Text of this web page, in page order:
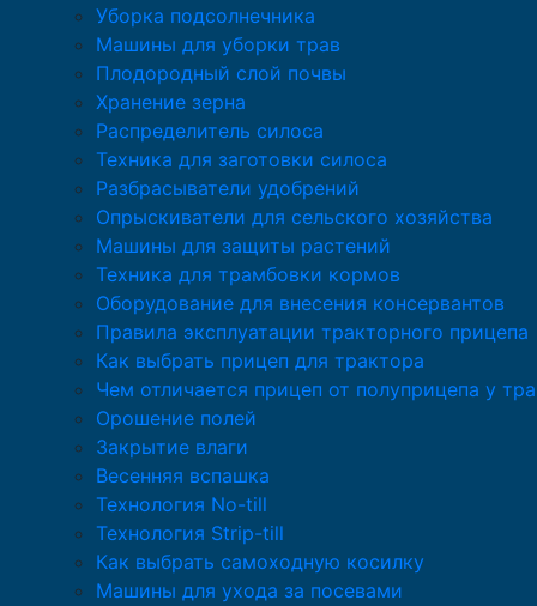
Уборка подсолнечника
Машины для уборки трав
Плодородный слой почвы
Хранение зерна
Распределитель силоса
Техника для заготовки силоса
Разбрасыватели удобрений
Опрыскиватели для сельского хозяйства
Машины для защиты растений
Техника для трамбовки кормов
Оборудование для внесения консервантов
Правила эксплуатации тракторного прицепа
Как выбрать прицеп для трактора
Чем отличается прицеп от полуприцепа у
Орошение полей
Закрытие влаги
Весенняя вспашка
Технология No-till
Технология Strip-till
Как выбрать самоходную косилку
Машины для ухода за посевами